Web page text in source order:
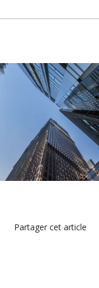
Partager cet article